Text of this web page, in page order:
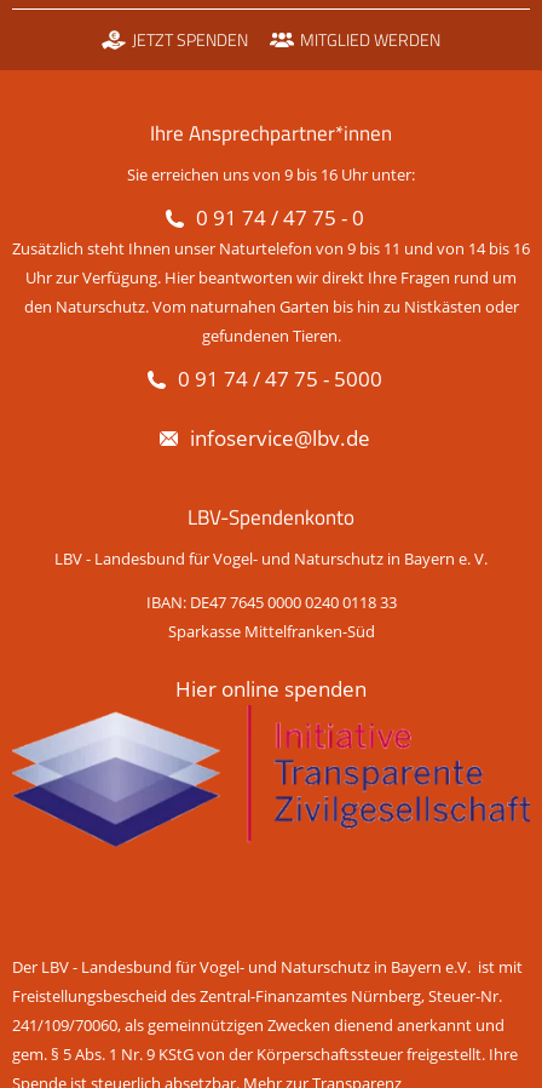
JETZT SPENDEN MITGLIED WERDEN
Ihre Ansprechpartner*innen
Sie erreichen uns von 9 bis 16 Uhr unter:
0 91 74 / 47 75 - 0
Zusätzlich steht Ihnen unser Naturtelefon von 9 bis 11 und von 14 bis 16
Uhr zur Verfügung. Hier beantworten wir direkt Ihre Fragen rund um
den Naturschutz. Vom naturnahen Garten bis hin zu Nistkästen oder
gefundenen Tieren.
0 91 74 / 47 75 - 5000
infoservice@lbv.de
LBV-Spendenkonto
LBV - Landesbund für Vogel- und Naturschutz in Bayern e. V.
IBAN: DE47 7645 0000 0240 0118 33
Sparkasse Mittelfranken-Süd
Hier online spenden
Der LBV - Landesbund für Vogel- und Naturschutz in Bayern e.V. ist mit
Freistellungsbescheid des Zentral-Finanzamtes Nürnberg, Steuer-Nr.
241/109/70060, als gemeinnützigen Zwecken dienend anerkannt und
gem. § 5 Abs. 1 Nr. 9 KStG von der Körperschaftssteuer freigestellt. Ihre
Spende ist steuerlich absetzbar. Mehr zur Transparenz